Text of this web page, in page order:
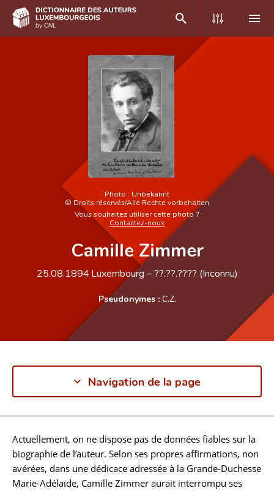
Recherche avancée
Foire aux questionsPhoto : Unbekannt
© Droits réservés/Alle Rechte vorbehalten
Vous souhaitez utiliser cette photo ?
Contactez-nous
Camille Zimmer
25.08.1894 Luxembourg – ??.??.???? (Inconnu)
Pseudonymes : C.Z.
Navigation de la page
Biographie
Actuellement, on ne dispose pas de données fiables sur la
biographie de l’auteur. Selon ses propres affirmations, non
avérées, dans une dédicace adressée à la Grande-Duchesse
Marie-Adélaïde, Camille Zimmer aurait interrompu ses